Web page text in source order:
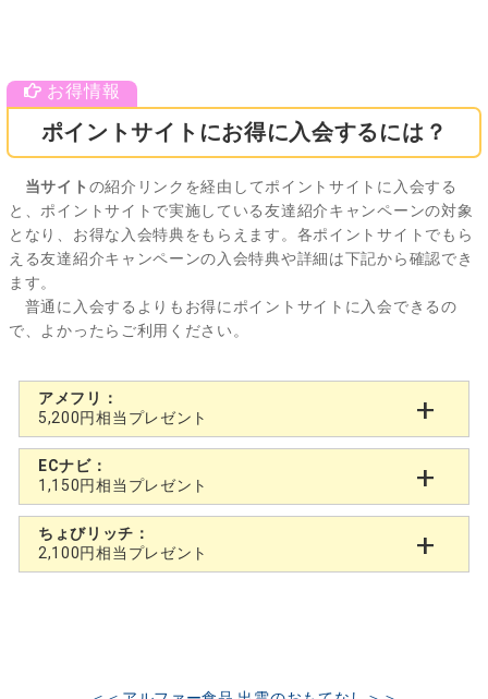
ポイントサイトにお得に入会するには？
当サイト の紹介リンクを経由してポイントサイトに入会する
と、ポイントサイトで実施している友達紹介キャンペーンの対象
となり、お得な入会特典をもらえます。各ポイントサイトでもら
える友達紹介キャンペーンの入会特典や詳細は下記から確認でき
ます。
普通に入会するよりもお得にポイントサイトに入会できるの
で、よかったらご利用ください。
アメフリ：
5,200円相当プレゼント
ECナビ：
1,150円相当プレゼント
ちょびリッチ：
2,100円相当プレゼント